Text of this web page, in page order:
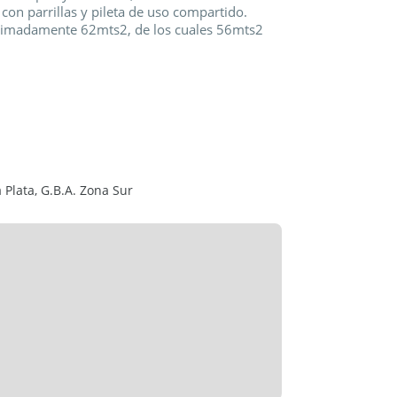
parrillas y pileta de uso compartido.
62mts2, de los cuales 56mts2
que posee 10 niveles de departamentos
G.B.A. Zona Sur